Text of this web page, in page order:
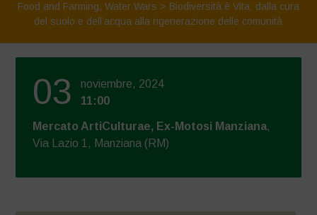
Food and Farming, Water Wars > Biodiversità è Vita: dalla cura
del suolo e dell’acqua alla rigenerazione delle comunità
03
noviembre, 2024
11:00
Mercato ArtiCulturae, Ex-Motosi Manziana,
Via Lazio 1, Manziana (RM)